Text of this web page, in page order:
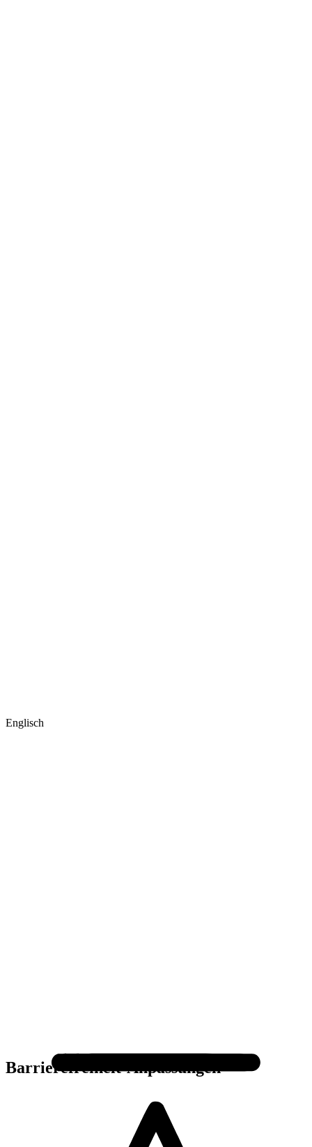
Englisch
Barrierefreiheit-Anpassungen